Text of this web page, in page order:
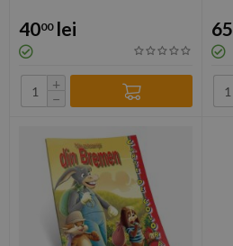
4000 lei
+
−
65